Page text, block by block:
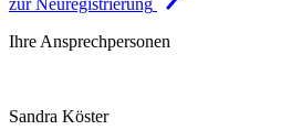
Ihre Ansprechpersonen
Sandra Köster